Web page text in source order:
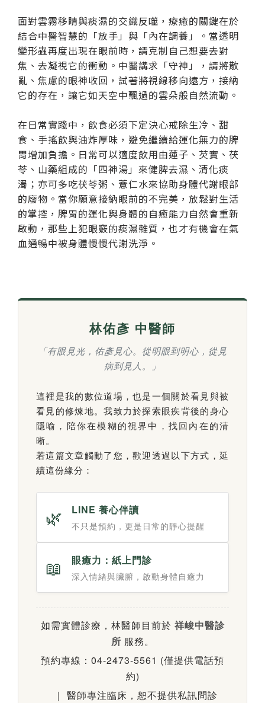
面對雲霧移睛與痰濕的交織反噬，療癒的關鍵在於
結合中醫智慧的「放手」與「內在調養」。當透明
變形蟲再度出現在眼前時，請克制自己想要去對
焦、去凝視它的衝動。中醫講求「守神」，請將散
亂、焦慮的眼神收回，試著將視線移向遠方，接納
它的存在，讓它如天空中飄過的雲朵般自然流動。
在日常實踐中，飲食必須下定決心戒除生冷、甜
食、手搖飲與油炸厚味，避免繼續給運化無力的脾
胃增加負擔。日常可以適度飲用由蓮子、芡實、茯
苓、山藥組成的「四神湯」來健脾去濕、清化痰
濁；亦可多吃茯苓粥、薏仁水來協助身體代謝眼部
的廢物。當你願意接納眼前的不完美，放鬆對生活
的掌控，脾胃的運化與身體的自癒能力自然會重新
啟動，那些上犯眼竅的痰濕雜質，也才有機會在氣
血通暢中被身體慢慢代謝洗淨。
林佑彥 中醫師
「有眼見光，佑彥見心。從明眼到明心，從見
病到見人。」
這裡是我的數位道場，也是一個關於看見與被
看見的修煉地。我致力於探索眼疾背後的身心
隱喻，陪你在模糊的視界中，找回內在的清
晰。
若這篇文章觸動了您，歡迎透過以下方式，延
續這份緣分：
🌿 LINE 養心伴讀
不只是預約，更是日常的靜心提醒
📖 眼癒力：紙上門診
深入情緒與臟腑，啟動身體自癒力
如需實體診療，林醫師目前於 祥峻中醫診
所 服務。
預約專線：04-2473-5561 (僅提供電話預
約)
｜ 醫師專注臨床，恕不提供私訊問診